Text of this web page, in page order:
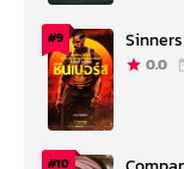
#9
0.0
#10